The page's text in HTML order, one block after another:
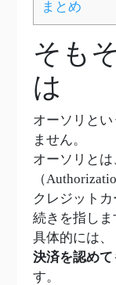
まとめ
そも
は
オーソリと
ません。
オーソリと
（
クレジット
続きを指しま
具体的には、
決済を認め
す。